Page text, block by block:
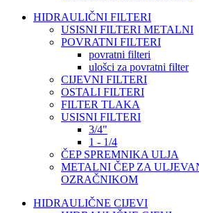
HIDRAULIČNI FILTERI
USISNI FILTERI METALNI
POVRATNI FILTERI
povratni filteri
ulošci za povratni filter
CIJEVNI FILTERI
OSTALI FILTERI
FILTER TLAKA
USISNI FILTERI
3/4"
1 - 1/4
ČEP SPREMNIKA ULJA
METALNI ČEP ZA
OZRAČNIKOM
HIDRAULIČNE CIJEVI